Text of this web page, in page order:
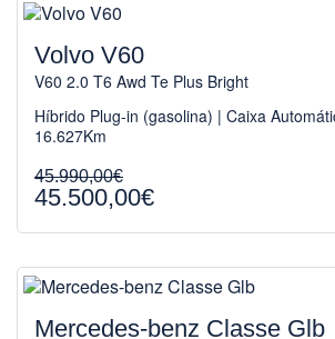
Volvo V60
V60 2.0 T6 Awd Te Plus Bright
Híbrido Plug-in (gasolina) | Caixa
16.627Km
45.990,00€
45.500,00€
Mercedes-benz Classe Glb